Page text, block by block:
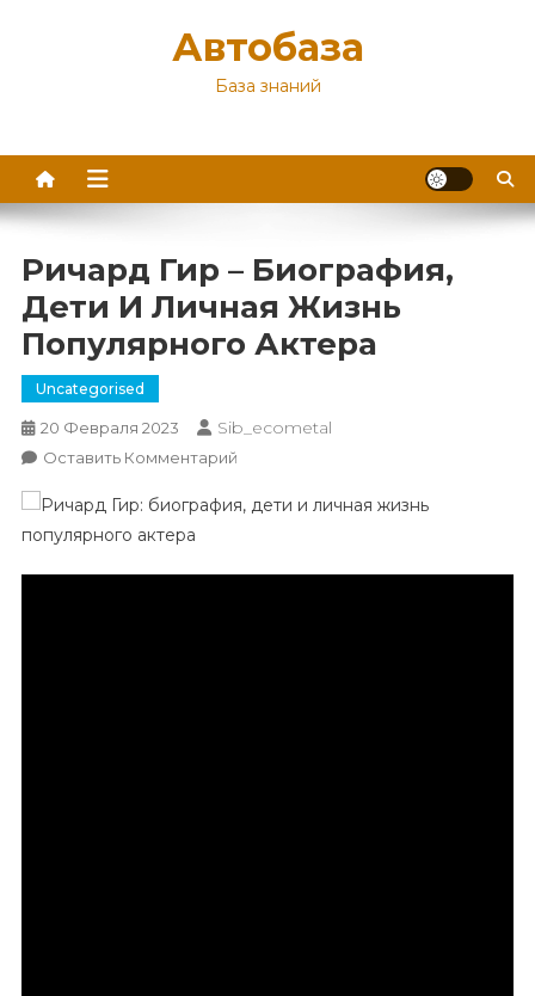
Автобаза
База знаний
Ричард Гир – Биография,
Дети И Личная Жизнь
Популярного Актера
Uncategorised
20 Февраля 2023 Sib_ecometal
Оставить КомментарийК
Гир